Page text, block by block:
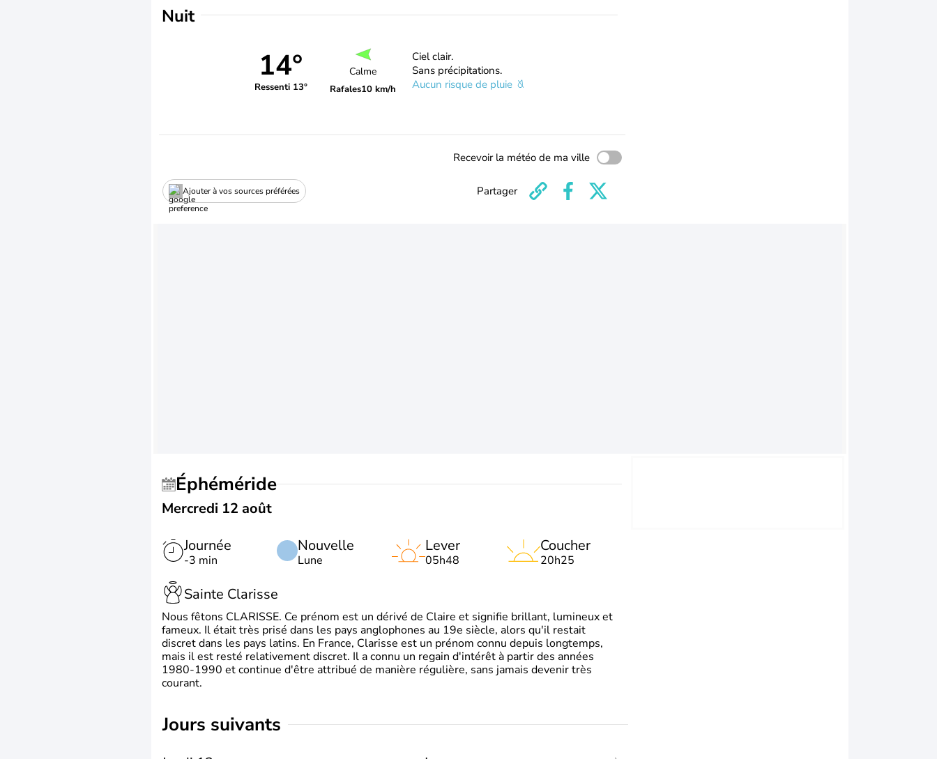
Nuit
14°
Ressenti 13°
Calme
Rafales10 km/h
Ciel clair.
Sans précipitations.
Aucun risque de pluie
Recevoir la météo de ma ville
Ajouter à vos sources préférées Partager
Éphéméride
Mercredi 12 août
Journée
-3 min
Nouvelle
Lune
Lever
05h48
Coucher
20h25
Sainte Clarisse
Nous fêtons CLARISSE. Ce prénom est un dérivé de Claire et signifie brillant, lumineux et
fameux. Il était très prisé dans les pays anglophones au 19e siècle, alors qu'il restait
discret dans les pays latins. En France, Clarisse est un prénom connu depuis longtemps,
mais il est resté relativement discret. Il a connu un regain d'intérêt à partir des années
1980-1990 et continue d'être attribué de manière régulière, sans jamais devenir très
courant.
jours suivants